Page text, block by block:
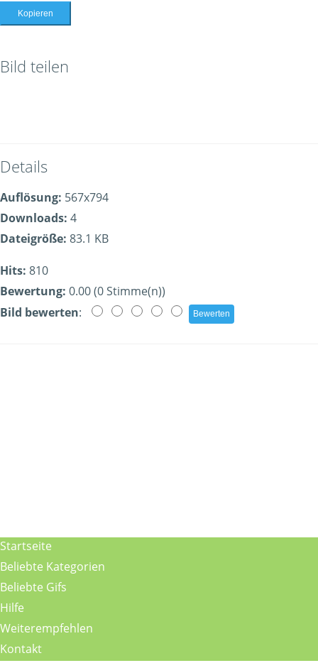
Kopieren
Bild teilen
Details
Auflösung: 567x794
Downloads: 4
Dateigröße: 83.1 KB
Hits: 810
Bewertung: 0.00 (0 Stimme(n))
Bild bewerten:
Startseite
Beliebte Kategorien
Beliebte Gifs
Hilfe
Weiterempfehlen
Kontakt